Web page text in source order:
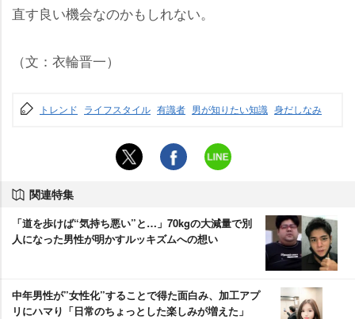
直す良い機会なのかもしれない。
（文：衣輪晋一）
トレンド ライフスタイル 有識者 男が知りたい知識 身だしなみ
関連特集
「道を歩けば“気持ち悪い”と…」70kgの大減量で別
人になった男性が明かすルッキズムへの想い
中年男性が”女性化”することで得た面白み、加工アプ
リにハマり「日常のちょっとした楽しみが増えた」